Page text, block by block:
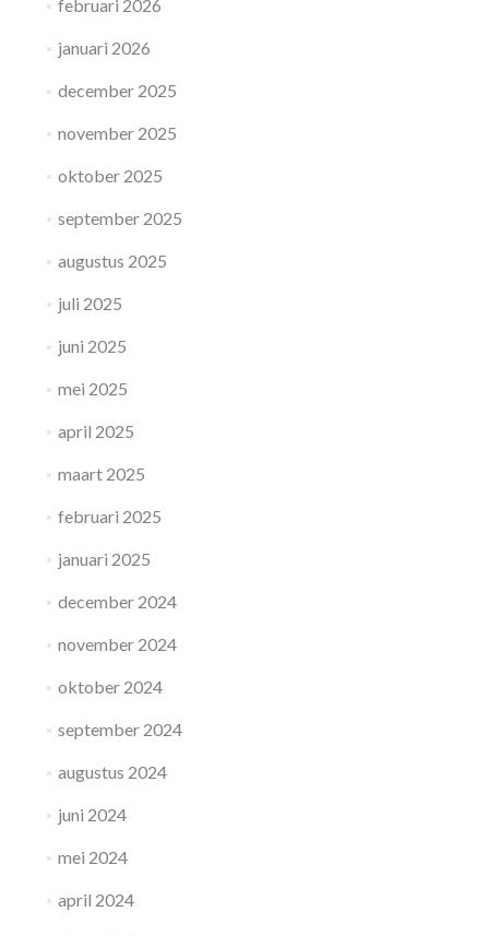
februari 2026
januari 2026
december 2025
november 2025
oktober 2025
september 2025
augustus 2025
juli 2025
juni 2025
mei 2025
april 2025
maart 2025
februari 2025
januari 2025
december 2024
november 2024
oktober 2024
september 2024
augustus 2024
juni 2024
mei 2024
april 2024